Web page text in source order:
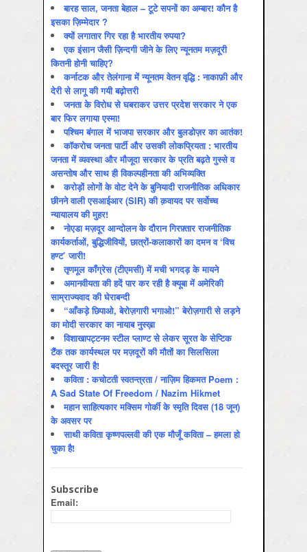
बारह साल, जनता बेहाल – टूटे सपनों का अम्बार! कौन है
इसका ज़िम्मेदार ?
क्यों लगातार गिर रहा है भारतीय रुपया?
एक इंसान जैसी ज़िन्दगी जीने के लिए न्यूनतम मज़दूरी
कितनी होनी चाहिए?
कर्नाटक और तेलंगाना में न्यूनतम वेतन वृद्धि : नाकाफ़ी और
देरी से लागू की गयी बढ़ोत्तरी
जनता के विरोध से घबराकर उत्तर प्रदेश सरकार ने एक
बार फिर लगाया एस्मा!
पश्चिम बंगाल में भाजपा सरकार और बुलडोज़र का आतंक!
कॉकरोच जनता पार्टी और उसकी लोकप्रियता : भारतीय
जनता में व्‍यवस्‍था और मौजूदा सरकार के प्रति बढ़ते गुस्‍से व
असन्‍तोष और साथ ही विकल्‍पहीनता की अभिव्‍यक्ति
करोड़ों लोगों के वोट देने के बुनियादी राजनीतिक अधिकार
छीनने वाली एसआईआर (SIR) की क़वायद पर सर्वोच्च
न्यायालय की मुहर!
नोएडा मज़दूर आन्दोलन के दौरान गिरफ़्तार राजनीतिक
कार्यकर्ताओं, बुद्धिजीवियों, छात्रों-कलाकारों का दमन व ‘विच
हण्ट’ जारी!
तृणमूल काँग्रेस (टीएमसी) में मची भगदड़ के मायने
अमानवीयता की हदें पार कर रही है क्यूबा में अमेरिकी
साम्राज्यवाद की घेराबन्दी
“आँकड़े छिपाओ, बेरोज़गारी भगाओ!” बेरोज़गारी से लड़ने
का मोदी सरकार का नायाब नुस्ख़ा
विशाखापट्टनम स्टील प्लाण्ट से लेकर सूरत के सेप्टिक
टैंक तक कार्यस्थल पर मज़दूरों की मौतों का सिलसिला
बदस्तूर जारी है!
कविता : कचोटती स्वतन्त्रता / नाज़िम हिकमत Poem :
A Sad State Of Freedom / Nazim Hikmet
महान साहित्यकार मक्सिम गोर्की के स्मृति दिवस (18 जून)
के अवसर पर
साथी कविता कृष्णपल्लवी की एक मौजूँ कविता – हमला हो
चुका है!
Subscribe
Email: